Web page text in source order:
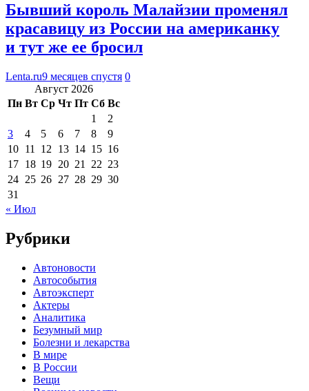
Бывший король Малайзии променял
красавицу из России на американку
и тут же ее бросил
Lenta.ru9 месяцев спустя 0
Август 2026
Пн Вт Ср Чт Пт Сб Вс
1
2
3
4 5 6 7 8
9
10 11 12 13 14 15 16
17 18 19 20 21 22 23
24 25 26 27 28 29 30
31
« Июл
Рубрики
Автоновости
Автособытия
Автоэксперт
Актеры
Аналитика
Безумный мир
Болезни и лекарства
В мире
В России
Вещи